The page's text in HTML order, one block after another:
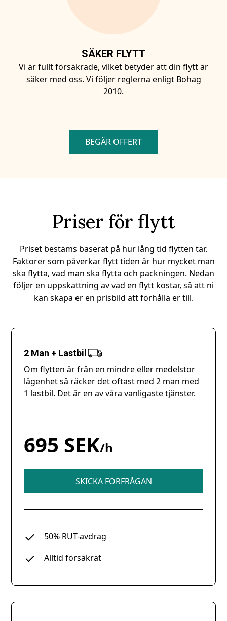
SÄKER FLYTT
Vi är fullt försäkrade, vilket betyder att din flytt är
säker med oss. Vi följer reglerna enligt Bohag
2010.
BEGÄR OFFERT
Priser för flytt
Priset bestäms baserat på hur lång tid flytten tar.
Faktorer som påverkar flytt tiden är hur mycket man
ska flytta, vad man ska flytta och packningen. Nedan
följer en uppskattning av vad en flytt kostar, så att ni
kan skapa er en prisbild att förhålla er till.
2 Man + Lastbil
Om flytten är från en mindre eller medelstor
lägenhet så räcker det oftast med 2 man med
1 lastbil. Det är en av våra vanligaste tjänster.
695 SEK/h
SKICKA FÖRFRÅGAN
50% RUT-avdrag
Alltid försäkrat